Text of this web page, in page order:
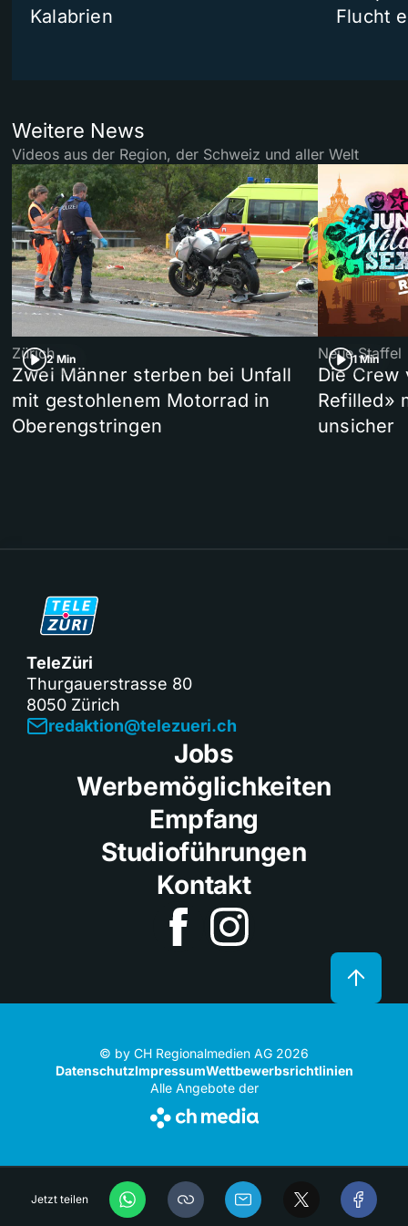
Jetzt teilen
Kalabrien
Flucht
Weitere News
Videos aus der Region, der Schweiz und aller Welt
2 Min
Zürich
Zwei Männer sterben bei Unfall
mit gestohlenem Motorrad in
Oberengstringen
1 Min
Neue Staffel
Die Crew
Refilled»
unsicher
TeleZüri
Thurgauerstrasse 80
8050 Zürich
redaktion@telezueri.ch
Jobs
Werbemöglichkeiten
Empfang
Studioführungen
Kontakt
© by CH Regionalmedien AG 2026
DatenschutzImpressumWettbewerbsrichtlinien
Alle Angebote der